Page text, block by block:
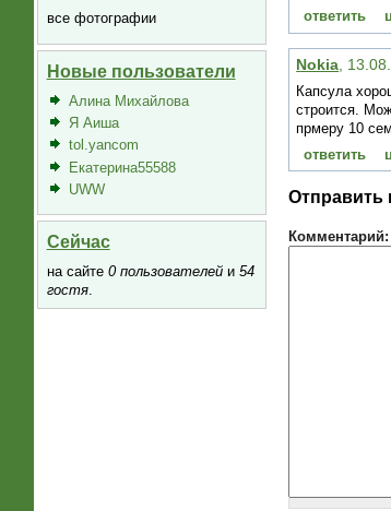
все фотографии
Новые пользователи
Алина Михайлова
Я Аиша
tol.yancom
Екатерина55588
UWW
Сейчас
на сайте 0 пользователейи 54
гостя.
ответить
Nokia,
Капсула
строится.
прмеру 10
ответить
Отправить
Комментарий: